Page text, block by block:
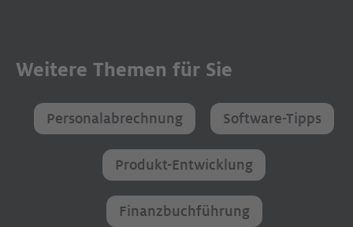
Weitere Themen für Sie
Personalabrechnung Software-Tipps
Produkt-Entwicklung
Finanzbuchführung